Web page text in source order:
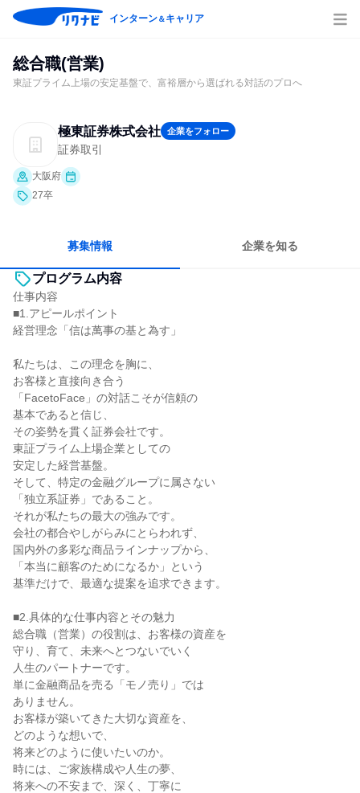
インターン＆キャリア
総合職(営業)
東証プライム上場の安定基盤で、富裕層から選ばれる対話のプロへ
極東証券株式会社 企業をフォロー
証券取引
大阪府
27卒
募集情報 企業を知る
プログラム内容
仕事内容
■1.アピールポイント
経営理念「信は萬事の基と為す」
私たちは、この理念を胸に、
お客様と直接向き合う
「FacetoFace」の対話こそが信頼の
基本であると信じ、
その姿勢を貫く証券会社です。
東証プライム上場企業としての
安定した経営基盤。
そして、特定の金融グループに属さない
「独立系証券」であること。
それが私たちの最大の強みです。
会社の都合やしがらみにとらわれず、
国内外の多彩な商品ラインナップから、
「本当に顧客のためになるか」という
基準だけで、最適な提案を追求できます。
■2.具体的な仕事内容とその魅力
総合職（営業）の役割は、お客様の資産を
守り、育て、未来へとつないでいく
人生のパートナーです。
単に金融商品を売る「モノ売り」では
ありません。
お客様が築いてきた大切な資産を、
どのような想いで、
将来どのように使いたいのか。
時には、ご家族構成や人生の夢、
将来への不安まで、深く、丁寧に